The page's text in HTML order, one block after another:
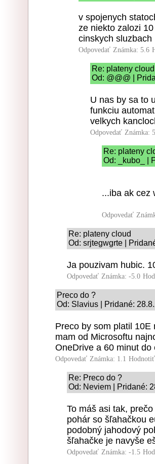
v spojenych
ze niekto zalozi
cinskych sluzbach
Odpovedať Známka: 5.6
Re: plateny cloud
Od: @@@ |
U nas by sa to
funkciu
velkych
Odpovedať Známka:
Re: plateny
Od: _kubo_ |
...iba ak cez
Odpovedať
Re: plateny cloud
Od: srjtegwgrte |
Ja pouzivam hubic.
Odpovedať Známka: -5.0
Preco do ?
Od: Slavius | Pridané:
Preco by som platil
mam od Microsoftu
OneDrive a 60 minut
Odpovedať Známka: 1.1
Re: Preco do ?
Od: Neviem | Pridané:
To máš asi tak,
pohár so šľahačkou
podobný jahodový
šľahačke je navyše
Odpovedať Známka: -1.5